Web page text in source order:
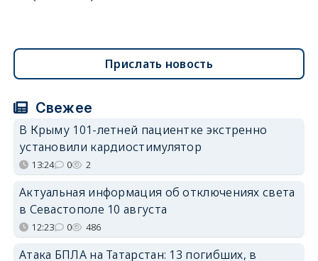
Прислать новость
Свежее
В Крыму 101-летней пациентке экстренно
установили кардиостимулятор
13:24 0 2
Актуальная информация об отключениях света
в Севастополе 10 августа
12:23 0 486
Атака БПЛА на Татарстан: 13 погибших, в